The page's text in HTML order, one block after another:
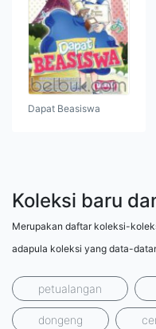
Dapat Beasiswa
Koleksi baru
Merupakan daftar koleksi-
adapula koleksi yang data-
petualangan
dongeng